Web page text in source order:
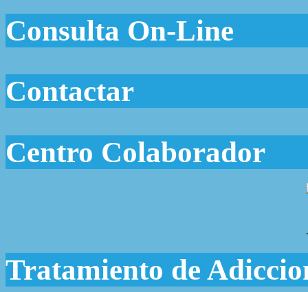
Consulta On-Line
Contactar
Centro Colaborador
Tratamiento de